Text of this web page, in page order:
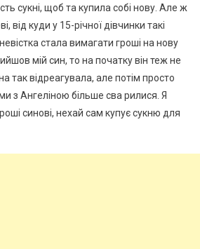
сукні, щоб та купила собі нову. Але ж
від куди у 15-річної дівчинки такі
стала вимагати гроші на нову
мій син, то на початку він теж не
так відреагувала, але потім просто
з Ангеліною більше сва рилися. Я
синові, нехай сам купує сукню для